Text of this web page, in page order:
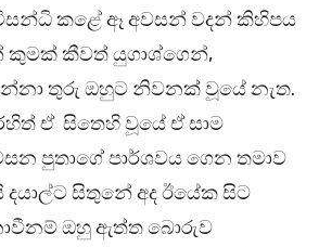
කළේ ඈ අවසන් වදන් කිහිපය
කුමක් කීවත් යුගාශ්ගෙන්,
තුරු ඔහුට නිවනක් වූයේ නැත.
ඒ සිතෙහි වූයේ ඒ සාම
පුතාගේ පාර්ශවය ගෙන තමාව
දයාල්ට සිතුනේ අද ඊයේක සිට
ඔහු ඇත්ත බොරුව